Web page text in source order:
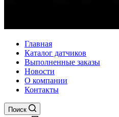
Главная
Каталог датчиков
Выполненные заказы
Новости
О компании
Контакты
Поиск